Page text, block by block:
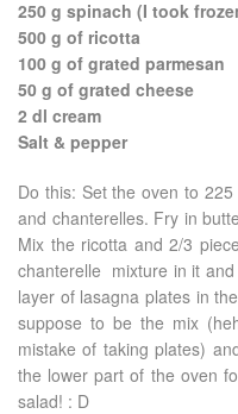
250 g spinach (I took
500 g of ricotta
100 g of grated parmesan
50 g of grated cheese
2 dl cream
Salt & pepper
Do this: Set the oven to
and chanterelles. Fry in
Mix the ricotta and 2/3
chanterelle mixture in it
layer of lasagna plates in
suppose to be the mix
mistake of taking plates)
the lower part of the oven
salad! : D